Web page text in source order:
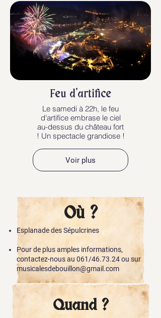
Feu d'artifice
Le samedi à 22h, le feu
d'artifice embrase le ciel
au-dessus du château fort
! Un spectacle grandiose !
Voir plus
Où ?
Esplanade des Sépulcrines
Pour de plus amples informations,
contactez-nous au 061/46.73.24 ou sur
musicalesdebouillon@gmail.com
Quand ?